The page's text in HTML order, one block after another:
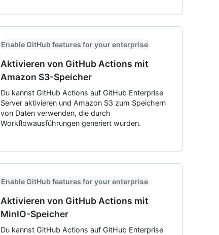
Enable GitHub features for your enterprise
Aktivieren von GitHub Actions mit
Amazon S3-Speicher
Du kannst GitHub Actions auf GitHub Enterprise
Server aktivieren und Amazon S3 zum Speichern
von Daten verwenden, die durch
Workflowausführungen generiert wurden.
Enable GitHub features for your enterprise
Aktivieren von GitHub Actions mit
MinIO-Speicher
Du kannst GitHub Actions auf GitHub Enterprise